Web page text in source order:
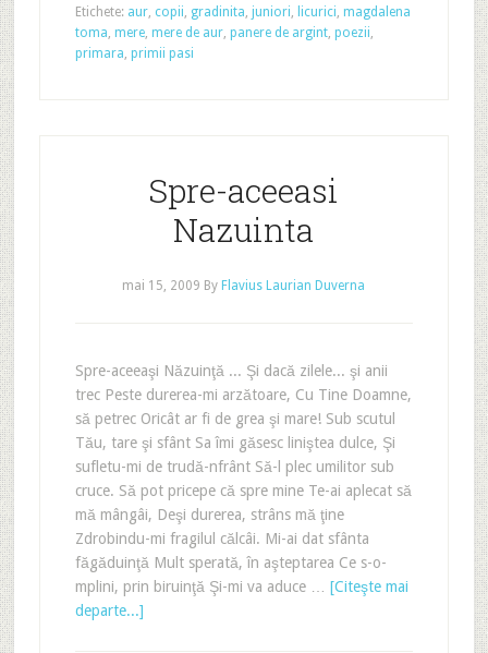
Etichete: aur, copii, gradinita, juniori, licurici, magdalena
toma, mere, mere de aur, panere de argint, poezii,
primara, primii pasi
Spre-aceeasi
Nazuinta
mai 15, 2009 By Flavius Laurian Duverna
Spre-aceeaşi Năzuinţă ... Şi dacă zilele... şi anii
trec Peste durerea-mi arzătoare, Cu Tine Doamne,
să petrec Oricât ar fi de grea şi mare! Sub scutul
Tău, tare şi sfânt Sa îmi găsesc liniştea dulce, Şi
sufletu-mi de trudă-nfrânt Să-l plec umilitor sub
cruce. Să pot pricepe că spre mine Te-ai aplecat să
mă mângâi, Deşi durerea, strâns mă ţine
Zdrobindu-mi fragilul călcâi. Mi-ai dat sfânta
făgăduinţă Mult sperată, în aşteptarea Ce s-o-
mplini, prin biruinţă Şi-mi va aduce … [Citeşte mai
departe...]